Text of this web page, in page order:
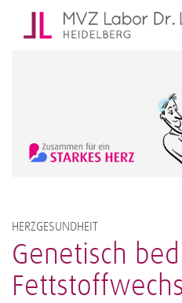
HERZGESUNDHEIT
Genetisch